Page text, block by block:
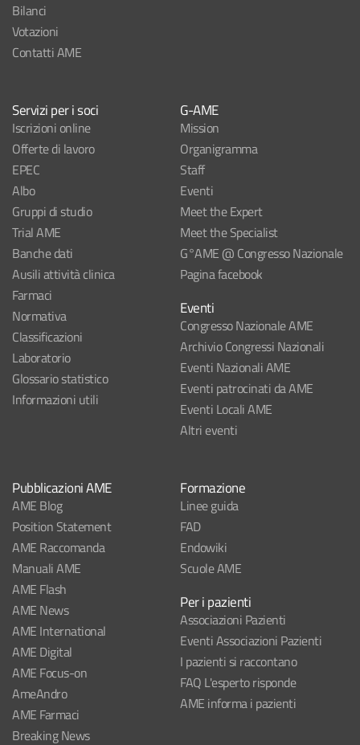
Bilanci
Votazioni
Contatti AME
Servizi per i soci
Iscrizioni online
Offerte di lavoro
EPEC
Albo
Gruppi di studio
Trial AME
Banche dati
Ausili attività clinica
Farmaci
Normativa
Classificazioni
Laboratorio
Glossario statistico
Informazioni utili
G-AME
Mission
Organigramma
Staff
Eventi
Meet the Expert
Meet the Specialist
G°AME @ Congresso Nazionale
Pagina facebook
Eventi
Congresso Nazionale AME
Archivio Congressi Nazionali
Eventi Nazionali AME
Eventi patrocinati da AME
Eventi Locali AME
Altri eventi
Pubblicazioni AME
AME Blog
Position Statement
AME Raccomanda
Manuali AME
AME Flash
AME News
AME International
AME Digital
AME Focus-on
AmeAndro
AME Farmaci
Breaking News
Formazione
Linee guida
FAD
Endowiki
Scuole AME
Per i pazienti
Associazioni Pazienti
Eventi Associazioni Pazienti
I pazienti si raccontano
FAQ L'esperto risponde
AME informa i pazienti